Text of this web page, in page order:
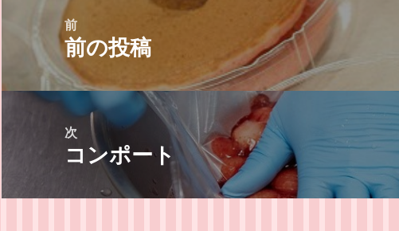
ゲ
前
前
の
投
稿:
前の投稿
次
次
投
コンポート